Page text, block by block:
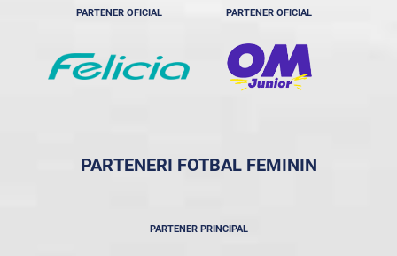
PARTENER OFICIAL PARTENER OFICIAL
PARTENERI FOTBAL FEMININ
PARTENER PRINCIPAL